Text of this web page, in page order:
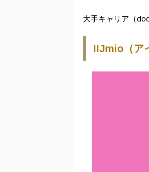
大手キャリア（
IIJmio（ア